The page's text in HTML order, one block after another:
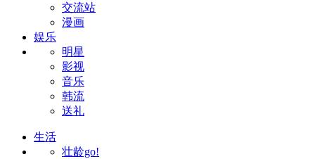
交流站
漫画
娱乐
明星
影视
音乐
韩流
送礼
生活
壮龄go!